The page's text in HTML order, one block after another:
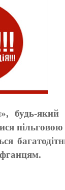
будь-